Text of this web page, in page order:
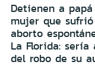
Detienen a
mujer que sufrió
aborto
La Florida: sería
del robo de su